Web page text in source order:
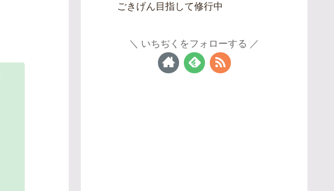
ごきげん目指して修行中
いちぢくをフォローする